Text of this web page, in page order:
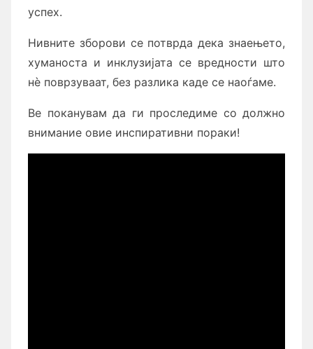
успех.
Нивните зборови се потврда дека знаењето,
хуманоста и инклузијата се вредности што
нè поврзуваат, без разлика каде се наоѓаме.
Ве поканувам да ги проследиме со должно
внимание овие инспиративни пораки!